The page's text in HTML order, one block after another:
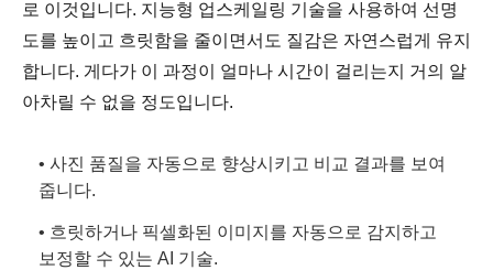
로 이것입니다. 지능형 업스케일링 기술을 사용하여 선명
도를 높이고 흐릿함을 줄이면서도 질감은 자연스럽게 유지
합니다. 게다가 이 과정이 얼마나 시간이 걸리는지 거의 알
아차릴 수 없을 정도입니다.
• 사진 품질을 자동으로 향상시키고 비교 결과를 보여
줍니다.
• 흐릿하거나 픽셀화된 이미지를 자동으로 감지하고
보정할 수 있는 AI 기술.